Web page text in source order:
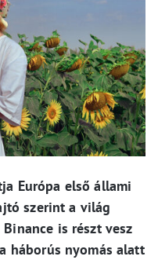
Európa első állami
szerint a világ
is részt vesz
háborús nyomás alatt